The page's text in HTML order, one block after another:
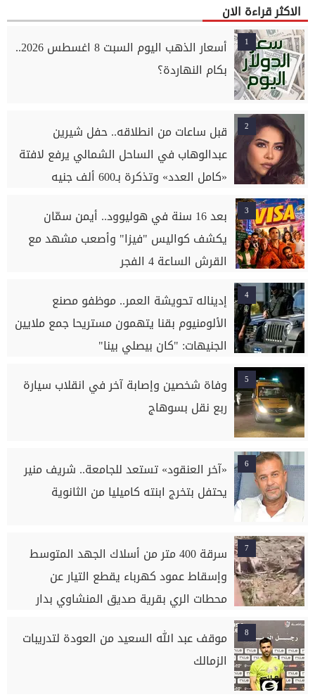
الاكثر قراءة الان
1
أسعار الذهب اليوم السبت 8 اغسطس 2026..
بكام النهاردة؟
2
قبل ساعات من انطلاقه.. حفل شيرين
عبدالوهاب في الساحل الشمالي يرفع لافتة
«كامل العدد» وتذكرة بـ600 ألف جنيه
3
بعد 16 سنة في هوليوود.. أيمن سمّان
يكشف كواليس "فيزا" وأصعب مشهد مع
القرش الساعة 4 الفجر
4
إديناله تحويشة العمر.. موظفو مصنع
الألومنيوم بقنا يتهمون مستريحا جمع ملايين
الجنيهات: "كان بيصلي بينا"
5
وفاة شخصين وإصابة آخر في انقلاب سيارة
ربع نقل بسوهاج
6
«آخر العنقود» تستعد للجامعة.. شريف منير
يحتفل بتخرج ابنته كاميليا من الثانوية
7
سرقة 400 متر من أسلاك الجهد المتوسط
وإسقاط عمود كهرباء يقطع التيار عن
محطات الري بقرية صديق المنشاوي بدار
8
موقف عبد الله السعيد من العودة لتدريبات
الزمالك